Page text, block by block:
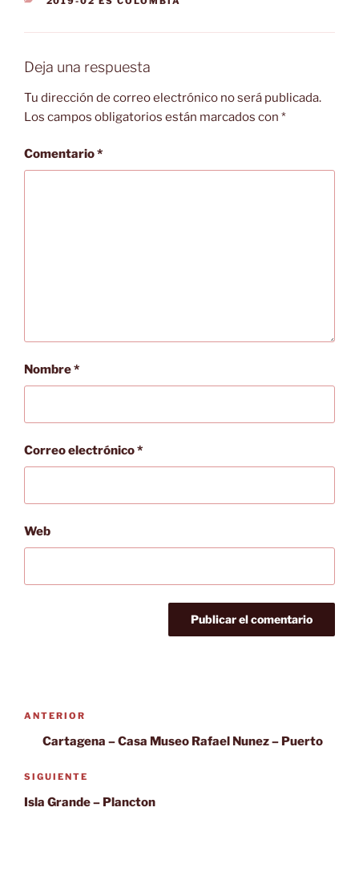
Deja una respuesta
Tu dirección de correo electrónico no será publicada.
Los campos obligatorios están marcados con *
Comentario*
Nombre*
Correo electrónico*
Web
Navegación
entradas
Entrada
anterior:
ANTERIOR
Cartagena – Casa Museo Rafael Nunez – Puerto
Siguiente
entrada
SIGUIENTE
Isla Grande – Plancton